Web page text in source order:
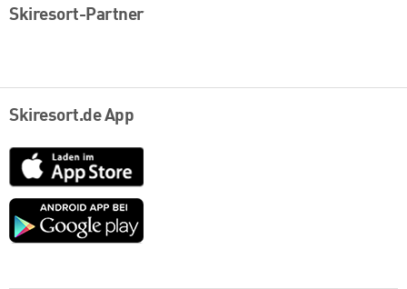
Skiresort-Partner
Skiresort.de App
App
Store
Google